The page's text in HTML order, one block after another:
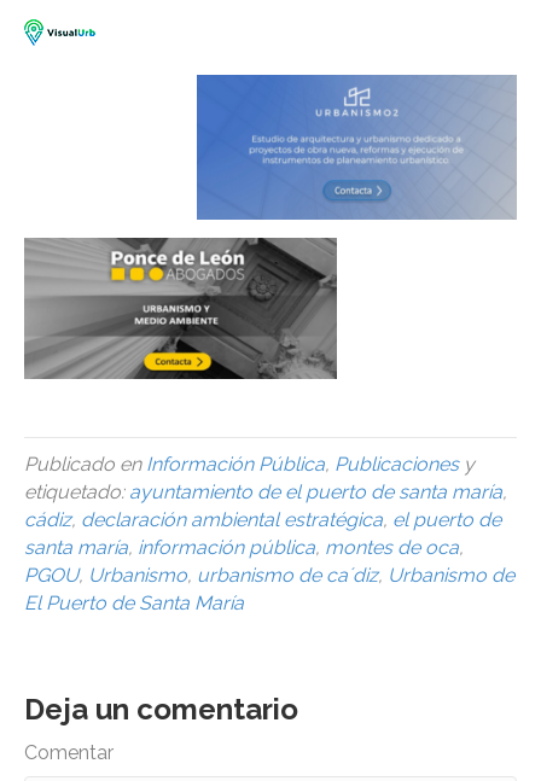
Publicado en Información Pública, Publicacionesy
etiquetado: ayuntamiento de el puerto de santa maría,
cádiz, declaración ambiental estratégica, el puerto de
santa maría, información pública, montes de oca,
PGOU, Urbanismo, urbanismo de ca´diz, Urbanismo de
El Puerto de Santa María
Deja un comentario
Comentar